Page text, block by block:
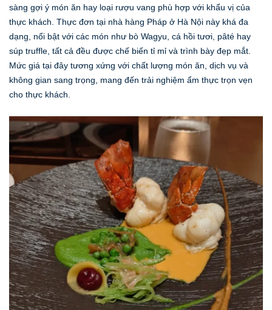
sàng gợi ý món ăn hay loại rượu vang phù hợp với khẩu vị của
thực khách. Thực đơn tại nhà hàng Pháp ở Hà Nội này khá đa
dạng, nổi bật với các món như bò Wagyu, cá hồi tươi, pâté hay
súp truffle, tất cả đều được chế biến tỉ mỉ và trình bày đẹp mắt.
Mức giá tại đây tương xứng với chất lượng món ăn, dịch vụ và
không gian sang trọng, mang đến trải nghiệm ẩm thực trọn vẹn
cho thực khách.